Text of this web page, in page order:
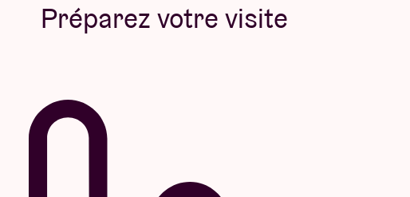
Préparez votre visite